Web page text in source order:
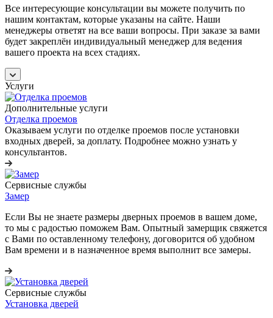
Все интересующие консультации вы можете получить по
нашим контактам, которые указаны на сайте. Наши
менеджеры ответят на все ваши вопросы. При заказе за вами
будет закреплён индивидуальный менеджер для ведения
вашего проекта на всех стадиях.
Услуги
Дополнительные услуги
Отделка проемов
Оказываем услуги по отделке проемов после установки
входных дверей, за доплату. Подробнее можно узнать у
консультантов.
Сервисные службы
Замер
Если Вы не знаете размеры дверных проемов в вашем доме,
то мы с радостью поможем Вам. Опытный замерщик свяжется
с Вами по оставленному телефону, договорится об удобном
Вам времени и в назначенное время выполнит все замеры.
Сервисные службы
Установка дверей